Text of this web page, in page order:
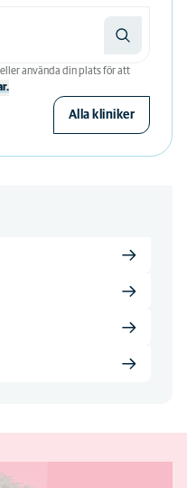
använda din plats för att
Alla kliniker